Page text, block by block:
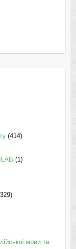
(414)
(1)
мови та